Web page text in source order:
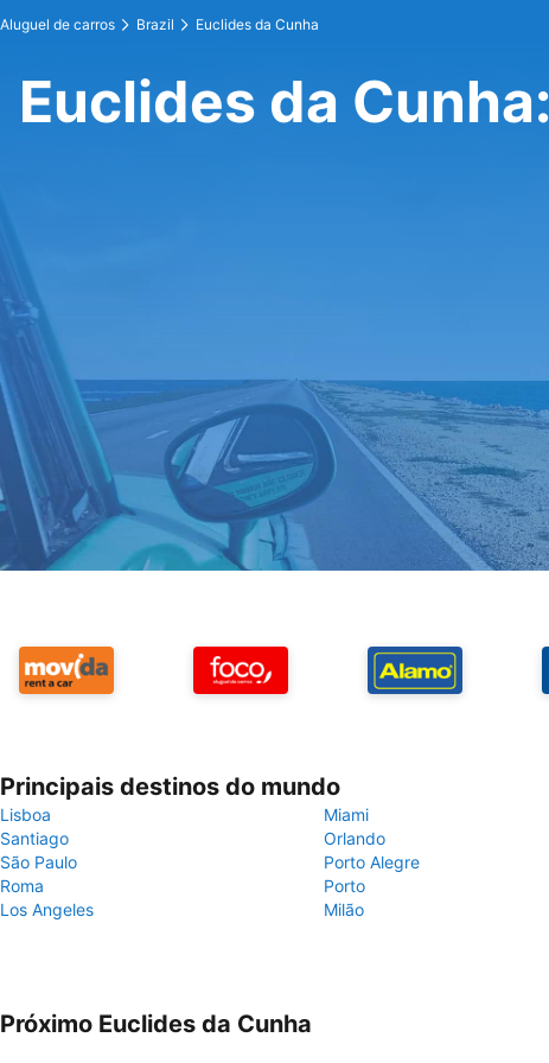
Aluguel de carros Brazil Euclides da Cunha
Euclides da
Principais destinos do mundo
Lisboa
Miami
Santiago
Orlando
São Paulo
Porto Alegre
Roma
Porto
Los Angeles
Milão
Próximo Euclides da Cunha